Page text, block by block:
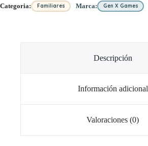
Categoria: Familiares Marca: Gen X Games
Descripción
Información adicional
Valoraciones (0)